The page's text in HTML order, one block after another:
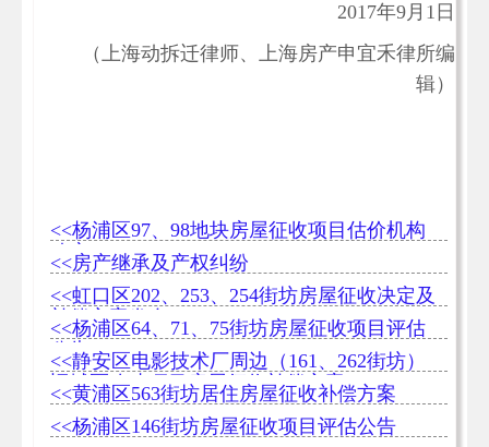
2017年9月1日
（上海动拆迁律师、上海房产申宜禾律所编
辑）
<<杨浦区97、98地块房屋征收项目估价机构
确定
<<房产继承及产权纠纷
<<虹口区202、253、254街坊房屋征收决定及
补偿方案发布
<<杨浦区64、71、75街坊房屋征收项目评估
公告
<<静安区电影技术厂周边（161、262街坊）
旧城区改建项目房屋征收补偿方案
<<黄浦区563街坊居住房屋征收补偿方案
<<杨浦区146街坊房屋征收项目评估公告